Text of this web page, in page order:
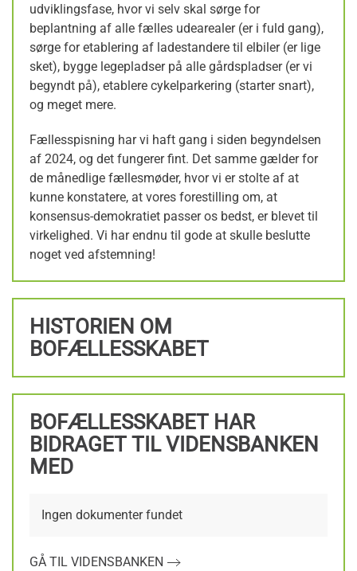
udviklingsfase, hvor vi selv skal sørge for
beplantning af alle fælles udearealer (er i fuld gang),
sørge for etablering af ladestandere til elbiler (er lige
sket), bygge legepladser på alle gårdspladser (er vi
begyndt på), etablere cykelparkering (starter snart),
og meget mere.
Fællesspisning har vi haft gang i siden begyndelsen
af 2024, og det fungerer fint. Det samme gælder for
de månedlige fællesmøder, hvor vi er stolte af at
kunne konstatere, at vores forestilling om, at
konsensus-demokratiet passer os bedst, er blevet til
virkelighed. Vi har endnu til gode at skulle beslutte
noget ved afstemning!
HISTORIEN OM
BOFÆLLESSKABET
BOFÆLLESSKABET HAR
BIDRAGET TIL VIDENSBANKEN
MED
Ingen dokumenter fundet
GÅ TIL VIDENSBANKEN